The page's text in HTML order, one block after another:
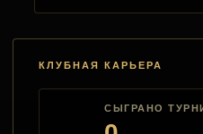
КЛУБНАЯ КАРЬЕРА
СЫГРАНО